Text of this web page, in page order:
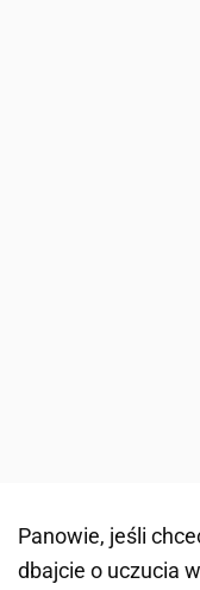
Panowie, jeśli
dbajcie o uczucia